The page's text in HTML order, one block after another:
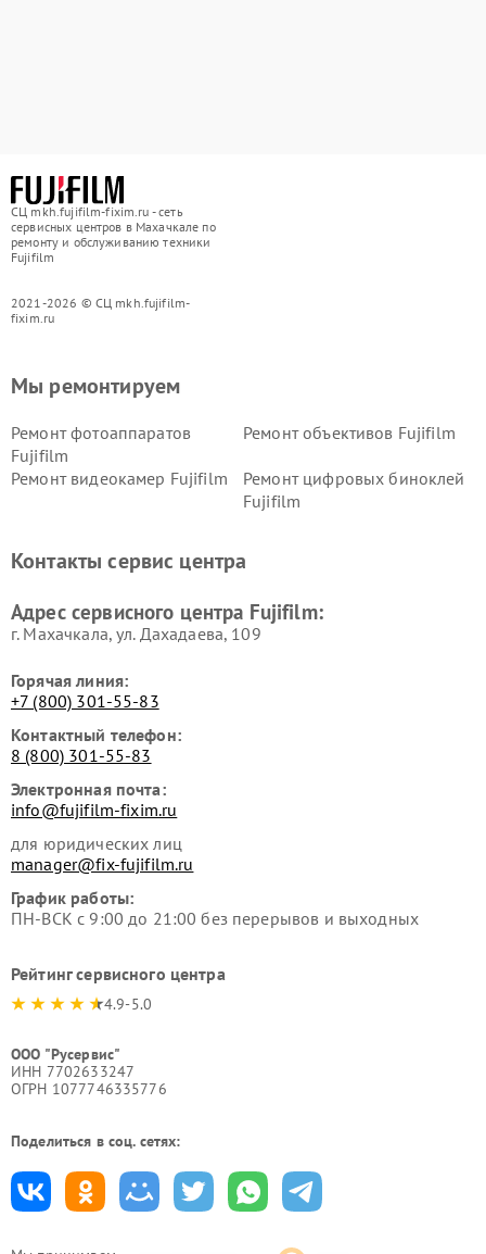
СЦ mkh.fujifilm-fixim.ru - сеть
сервисных центров в Махачкале по
ремонту и обслуживанию техники
Fujifilm
2021-2026 © СЦ mkh.fujifilm-
fixim.ru
Мы ремонтируем
Ремонт фотоаппаратов
Fujifilm
Ремонт объективов Fujifilm
Ремонт видеокамер Fujifilm
Ремонт цифровых биноклей
Fujifilm
Контакты сервис центра
Адрес сервисного центра Fujifilm:
г. Махачкала, ул. Дахадаева, 109
Горячая линия:
+7 (800) 301-55-83
Контактный телефон:
8 (800) 301-55-83
Электронная почта:
info@fujifilm-fixim.ru
для юридических лиц
manager@fix-fujifilm.ru
График работы:
ПН-ВСК с 9:00 до 21:00 без перерывов и выходных
Рейтинг сервисного центра
4.9-5.0
ООО "Русервис"
ИНН 7702633247
ОГРН 1077746335776
Поделиться в соц. сетях: